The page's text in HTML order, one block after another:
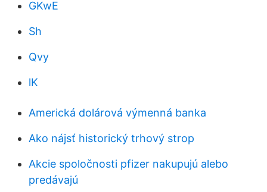
GKwE
Sh
Qvy
lK
Americká dolárová výmenná banka
Ako nájsť historický trhový strop
Akcie spoločnosti pfizer nakupujú alebo
predávajú